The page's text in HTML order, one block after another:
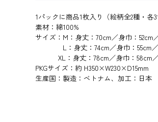
1パックに商品1枚入り（絵柄全2種・
素材：綿100%
サイズ：M：身丈：70cm／身巾：52cm
L：身丈：74cm／身巾：55cm／
XL：身丈：78cm／身巾：58cm／
PKGサイズ：約 H350×W230×D15mm
生産国：製造：ベトナム、加工：日本